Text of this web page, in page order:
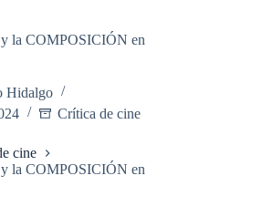
la COMPOSICIÓN en
Hidalgo
Crítica de cine
cine
la COMPOSICIÓN en